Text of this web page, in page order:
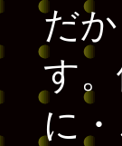
だ
す
に